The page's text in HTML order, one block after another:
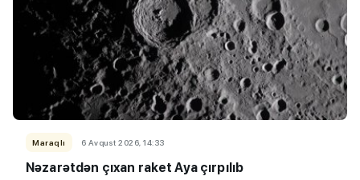
Maraqlı 6 Avqust 2026, 14:33
Nəzarətdən çıxan raket Aya çırpılıb